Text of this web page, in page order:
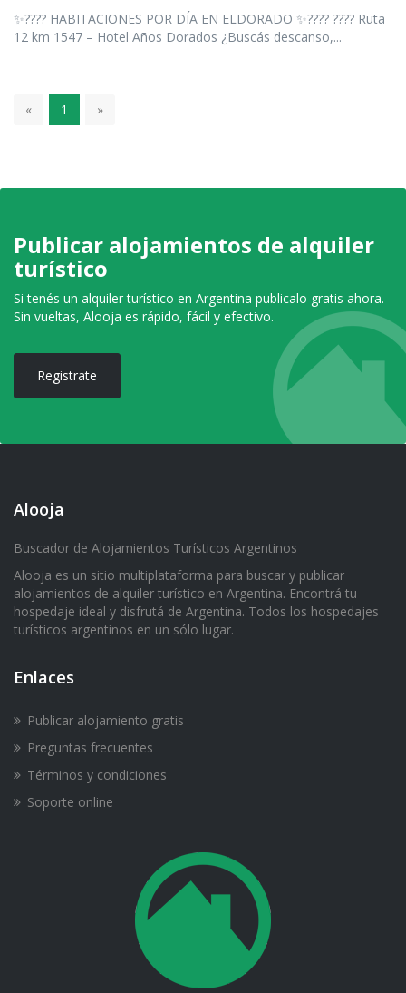
✨???? HABITACIONES POR DÍA EN ELDORADO ✨???? ???? Ruta
12 km 1547 – Hotel Años Dorados ¿Buscás descanso,...
« 1 »
Publicar alojamientos de alquiler
turístico
Si tenés un alquiler turístico en Argentina publicalo gratis ahora.
Sin vueltas, Alooja es rápido, fácil y efectivo.
Registrate
Alooja
Buscador de Alojamientos Turísticos Argentinos
Alooja es un sitio multiplataforma para buscar y publicar
alojamientos de alquiler turístico en Argentina. Encontrá tu
hospedaje ideal y disfrutá de Argentina. Todos los hospedajes
turísticos argentinos en un sólo lugar.
Enlaces
Publicar alojamiento gratis
Preguntas frecuentes
Términos y condiciones
Soporte online